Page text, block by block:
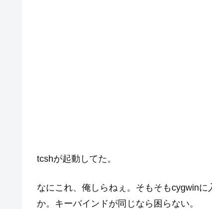
tcshが起動してた。
なにこれ、俺しらねぇ。そもそもcygwin
か。キーバインドが同じなら困らない。